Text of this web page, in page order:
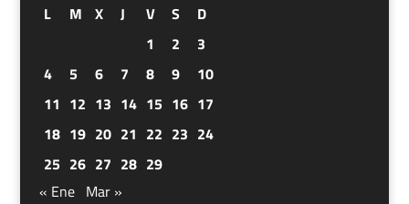
L M X J V S
D
1
2
3
4
5 6 7 8 9
10
11 12 13 14 15 16 17
18 19 20 21 22 23 24
25 26 27 28 29
« Ene Mar »